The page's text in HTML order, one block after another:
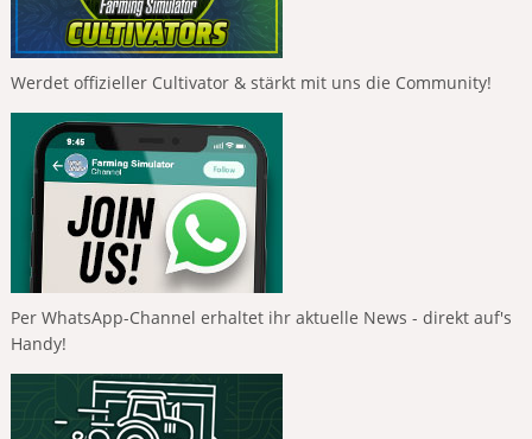
Werdet offizieller Cultivator & stärkt mit uns die Community!
Per WhatsApp-Channel erhaltet ihr aktuelle News - direkt auf's
Handy!